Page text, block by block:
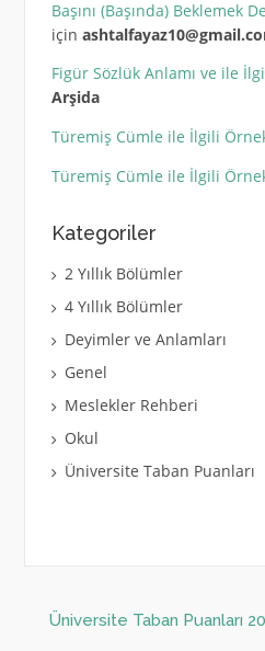
Başını (Başında) Beklemek
için
Figür Sözlük Anlamı ve ile
Arşida
Türemiş Cümle ile İlgili
Türemiş Cümle ile İlgili
Kategoriler
2 Yıllık Bölümler
4 Yıllık Bölümler
Deyimler ve Anlamları
Genel
Meslekler Rehberi
Okul
Üniversite Taban Puanları
Üniversite Taban Puanları